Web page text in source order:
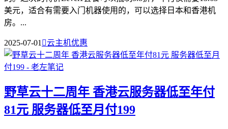
美元，适合有需要入门机器使用的，可以选择日本和香港机
房。...
2025-07-01 云主机优惠
野草云十二周年 香港云服务器低至年付
81元 服务器低至月付199